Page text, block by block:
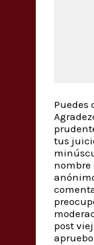
Puedes
tus
nombre
post